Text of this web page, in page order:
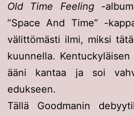
Old Time Feeling-
”Space And Time” -
välittömästi ilmi, miksi
kuunnella. Kentuckyläisen
ääni kantaa ja soi
edukseen.
Tällä Goodmanin